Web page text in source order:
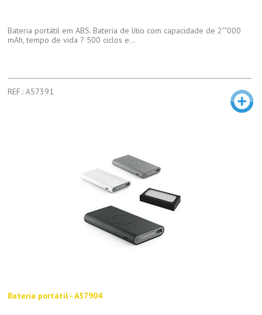
Bateria portátil em ABS. Bateria de lítio com capacidade de 2""000
mAh, tempo de vida ? 500 ciclos e...
REF.: A57391
Bateria portátil - A57904